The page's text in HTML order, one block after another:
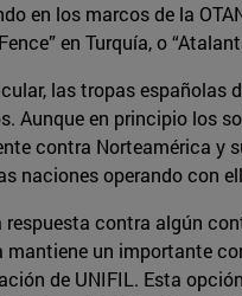
en los marcos de la
en Turquía, o
las tropas
Aunque en principio los
contra Norteamérica y
naciones operando con
contra algún
mantiene un importante
de UNIFIL. Esta